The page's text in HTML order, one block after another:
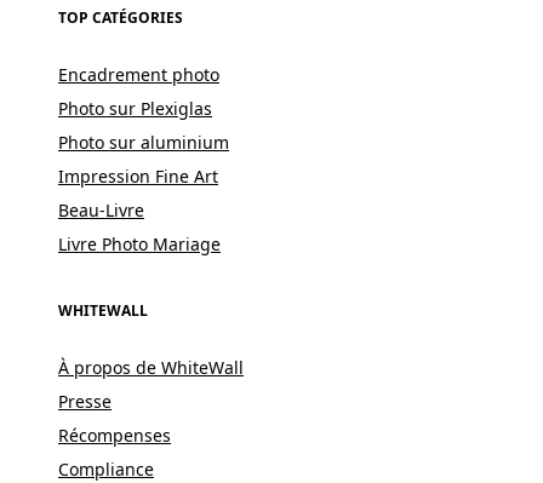
TOP CATÉGORIES
Encadrement photo
Photo sur Plexiglas
Photo sur aluminium
Impression Fine Art
Beau-Livre
Livre Photo Mariage
WHITEWALL
À propos de WhiteWall
Presse
Récompenses
Compliance